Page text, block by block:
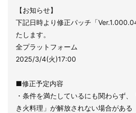
【お知らせ】
下記日時より修正パッチ「
たします。
全プラットフォーム
2025/3/4(火)17:00
■修正予定内容
・条件を満たしているにも関わらず
き火料理」が解放されない場合がある